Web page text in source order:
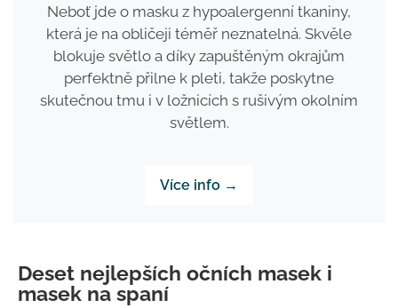
Neboť jde o masku z hypoalergenní tkaniny,
která je na obličeji téměř neznatelná. Skvěle
blokuje světlo a díky zapuštěným okrajům
perfektně přilne k pleti, takže poskytne
skutečnou tmu i v ložnicích s rušivým okolním
světlem.
Více info →
Deset nejlepších očních masek i
masek na spaní